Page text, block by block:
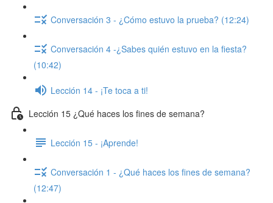
Conversación 3 - ¿Cómo estuvo la prueba? (12:24)
Conversación 4 -¿Sabes quién estuvo en la fiesta?
(10:42)
Lección 14 - ¡Te toca a ti!
Lección 15 ¿Qué haces los fines de semana?
Lección 15 - ¡Aprende!
Conversación 1 - ¿Qué haces los fines de semana?
(12:47)